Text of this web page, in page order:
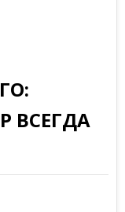
ВСЕГДА